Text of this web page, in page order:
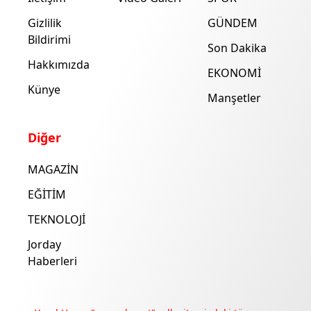
Gizlilik
Bildirimi
Hakkımızda
Künye
GÜNDEM
Son Dakika
EKONOMİ
Manşetler
Diğer
MAGAZİN
EĞİTİM
TEKNOLOJİ
Jorday
Haberleri